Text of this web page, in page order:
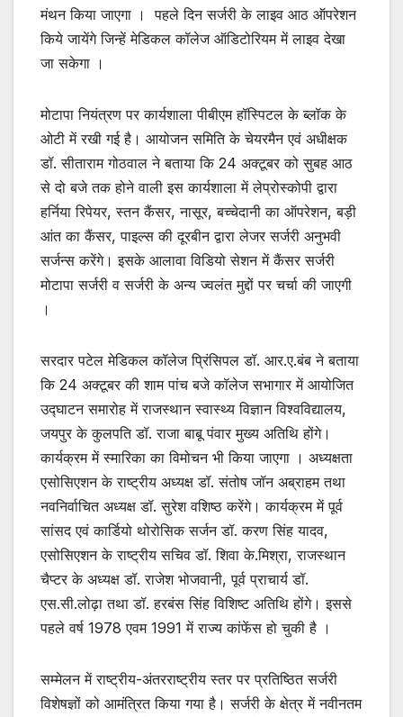
मंथन किया जाएगा । पहले दिन सर्जरी के लाइव आठ ऑपरेशन
किये जायेंगे जिन्हें मेडिकल कॉलेज ऑडिटोरियम में लाइव देखा
जा सकेगा ।
मोटापा नियंत्रण पर कार्यशाला पीबीएम हॉस्पिटल के ब्लॉक के
ओटी में रखी गई है। आयोजन समिति के चेयरमैन एवं अधीक्षक
डॉ. सीताराम गोठवाल ने बताया कि 24 अक्टूबर को सुबह आठ
से दो बजे तक होने वाली इस कार्यशाला में लेप्रोस्कोपी द्वारा
हर्निया रिपेयर, स्तन कैंसर, नासूर, बच्चेदानी का ऑपरेशन, बड़ी
आंत का कैंसर, पाइल्स की दूरबीन द्वारा लेजर सर्जरी अनुभवी
सर्जन्स करेंगे। इसके आलावा विडियो सेशन में कैंसर सर्जरी
मोटापा सर्जरी व सर्जरी के अन्य ज्वलंत मुद्दों पर चर्चा की जाएगी
।
सरदार पटेल मेडिकल कॉलेज प्रिंसिपल डॉ. आर.ए.बंब ने बताया
कि 24 अक्टूबर की शाम पांच बजे कॉलेज सभागार में आयोजित
उद्घाटन समारोह में राजस्थान स्वास्थ्य विज्ञान विश्वविद्यालय,
जयपुर के कुलपति डॉ. राजा बाबू पंवार मुख्य अतिथि होंगे।
कार्यक्रम में स्मारिका का विमोचन भी किया जाएगा । अध्यक्षता
एसोसिएशन के राष्ट्रीय अध्यक्ष डॉ. संतोष जॉन अब्राहम तथा
नवनिर्वाचित अध्यक्ष डॉ. सुरेश वशिष्ठ करेंगे। कार्यक्रम में पूर्व
सांसद एवं कार्डियो थोरोसिक सर्जन डॉ. करण सिंह यादव,
एसोसिएशन के राष्ट्रीय सचिव डॉ. शिवा के.मिश्रा, राजस्थान
चैप्टर के अध्यक्ष डॉ. राजेश भोजवानी, पूर्व प्राचार्य डॉ.
एस.सी.लोढ़ा तथा डॉ. हरबंस सिंह विशिष्ट अतिथि होंगे। इससे
पहले वर्ष 1978 एवम 1991 में राज्य कांफेंस हो चुकी है ।
सम्मेलन में राष्ट्रीय-अंतरराष्ट्रीय स्तर पर प्रतिष्ठित सर्जरी
विशेषज्ञों को आमंत्रित किया गया है। सर्जरी के क्षेत्र में नवीनतम